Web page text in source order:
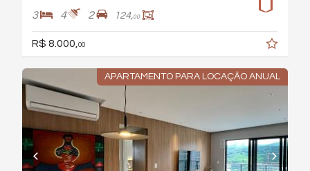
3 4 2 124,00
R$ 8.000, 00
APARTAMENTO PARA LOCAÇÃO ANUAL